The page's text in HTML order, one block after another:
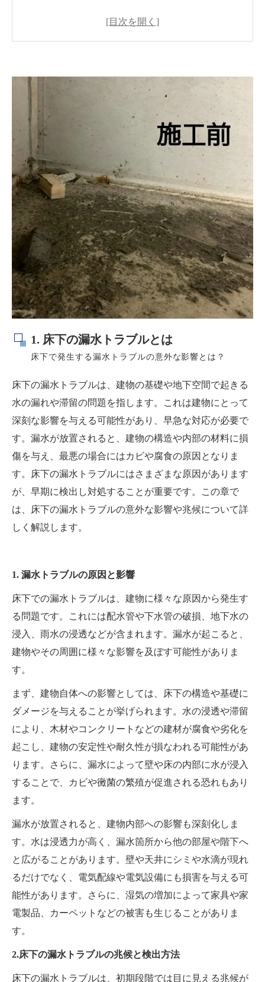
5. カビ対策のトータルサポート
6. MIST工法®カビバスターズへの相談方法
1. 床下の漏水トラブルとは
床下で発生する漏水トラブルの意外な影響とは？
床下の漏水トラブルは、建物の基礎や地下空間で起きる
水の漏れや滞留の問題を指します。これは建物にとって
深刻な影響を与える可能性があり、早急な対応が必要で
す。漏水が放置されると、建物の構造や内部の材料に損
傷を与え、最悪の場合にはカビや腐食の原因となりま
す。床下の漏水トラブルにはさまざまな原因があります
が、早期に検出し対処することが重要です。この章で
は、床下の漏水トラブルの意外な影響や兆候について詳
しく解説します。
1. 漏水トラブルの原因と影響
床下での漏水トラブルは、建物に様々な原因から発生す
る問題です。これには配水管や下水管の破損、地下水の
浸入、雨水の浸透などが含まれます。漏水が起こると、
建物やその周囲に様々な影響を及ぼす可能性がありま
す。
まず、建物自体への影響としては、床下の構造や基礎に
ダメージを与えることが挙げられます。水の浸透や滞留
により、木材やコンクリートなどの建材が腐食や劣化を
起こし、建物の安定性や耐久性が損なわれる可能性があ
ります。さらに、漏水によって壁や床の内部に水が浸入
することで、カビや黴菌の繁殖が促進される恐れもあり
ます。
漏水が放置されると、建物内部への影響も深刻化しま
す。水は浸透力が高く、漏水箇所から他の部屋や階下へ
と広がることがあります。壁や天井にシミや水滴が現れ
るだけでなく、電気配線や電気設備にも損害を与える可
能性があります。さらに、湿気の増加によって家具や家
電製品、カーペットなどの被害も生じることがありま
す。
2.床下の漏水トラブルの兆候と検出方法
床下の漏水トラブルは、初期段階では目に見える兆候が